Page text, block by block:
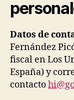
Datos de
Fernández
fiscal en Los
España) y
contacto